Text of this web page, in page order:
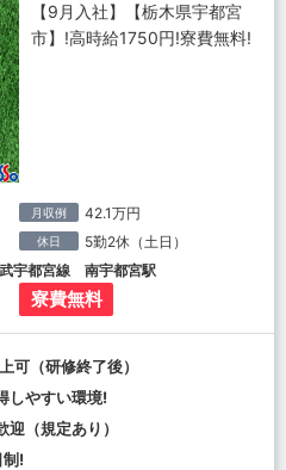
【9月入社】【栃木県宇都宮
市】!高時給1750円!寮費無料!
月収例 42.1万円
休日 5勤2休（土日）
宇都宮線 南宇都宮駅
寮費無料
可（研修終了後）
しやすい環境!
（規定あり）
!